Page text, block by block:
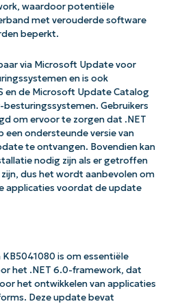
waardoor potentiële
met verouderde software
beperkt.
via Microsoft Update voor
en is ook
en de Microsoft Update Catalog
besturingssystemen. Gebruikers
om ervoor te zorgen dat .NET
een ondersteunde versie van
te ontvangen. Bovendien kan
nodig zijn als er getroffen
dus het wordt aanbevolen om
applicaties voordat de update
is om essentiële
het .NET 6.0-framework, dat
het ontwikkelen van applicaties
Deze update bevat